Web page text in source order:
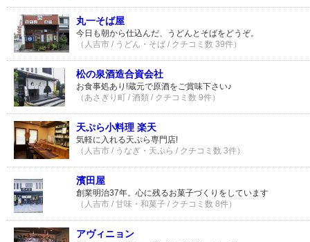
丸一そば屋
今日も朝から仕込んだ、うどんとそばをどうぞ。
（人吉市 / うどん・そば / クチコミ数 39件）
松の泉酒造合資会社
お食事処あり!蔵元で原酒をご賞味下さい♪
（あさぎり町 / 酒類 / クチコミ数 9件）
天ぷら小料理 楽天
気軽に入れる天ぷら専門店!
（人吉市 / うなぎ・天ぷら / クチコミ数 3件）
濱田屋
創業明治37年。心に残るお菓子づくりをしています
（人吉市 / 甘味・和菓子 / クチコミ数 8件）
アヴィニョン